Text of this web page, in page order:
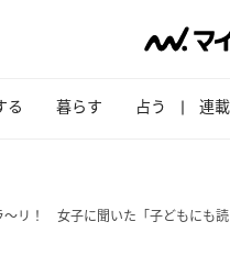
る 暮らす 占う 連載
～リ！ 女子に聞いた「子どもにも